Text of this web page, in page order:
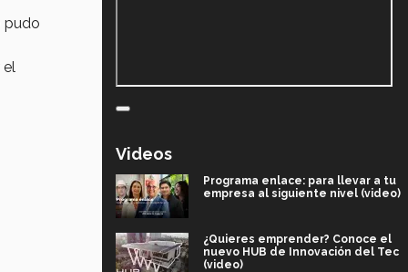
pudo
el
Videos
Programa enlace: para llevar a tu
empresa al siguiente nivel (video)
¿Quieres emprender? Conoce el
nuevo HUB de Innovación del Tec
(video)